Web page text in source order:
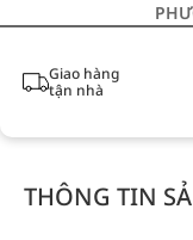
Giao hàng
tận nhà
THÔNG TIN